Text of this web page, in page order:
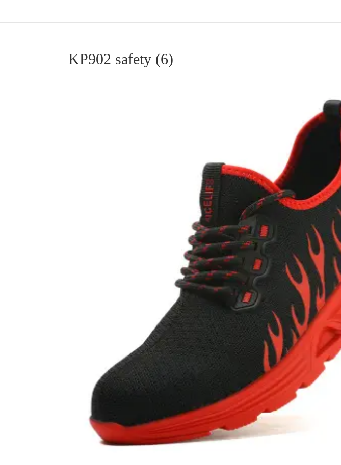
KP902 safety (6)